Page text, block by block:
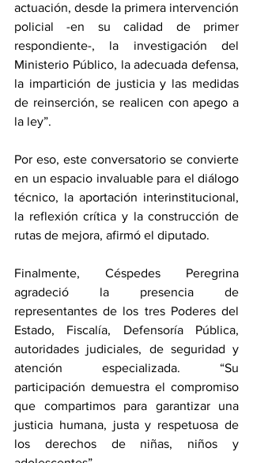
actuación, desde la primera intervención
policial -en su calidad de primer
respondiente-, la investigación del
Ministerio Público, la adecuada defensa,
la impartición de justicia y las medidas
de reinserción, se realicen con apego a
la ley”.
Por eso, este conversatorio se convierte
en un espacio invaluable para el diálogo
técnico, la aportación interinstitucional,
la reflexión crítica y la construcción de
rutas de mejora, afirmó el diputado.
Finalmente, Céspedes Peregrina
agradeció la presencia de
representantes de los tres Poderes del
Estado, Fiscalía, Defensoría Pública,
autoridades judiciales, de seguridad y
atención especializada. “Su
participación demuestra el compromiso
que compartimos para garantizar una
justicia humana, justa y respetuosa de
los derechos de niñas, niños y